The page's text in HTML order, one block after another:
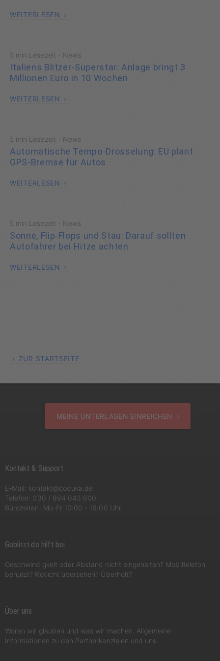
WEITERLESEN
5 min Lesezeit · News
Italiens Blitzer-Superstar: Anlage bringt 3
Millionen Euro in 10 Wochen
WEITERLESEN
5 min Lesezeit · News
Automatische Tempo-Drosselung: EU plant
GPS-Bremse für Autos
WEITERLESEN
5 min Lesezeit · News
Sonne, Flip-Flops und Stau: Darauf sollten
Autofahrer bei Hitze achten
WEITERLESEN
ZUR STARTSEITE
MEINE UNTERLAGEN EINREICHEN ›
Kontakt & Support
E-Mail: kontakt@coduka.de
Telefon: 030 / 994 043 600
Bürozeiten: Mo-Fr 10:00 - 16:00 Uhr
Geblitzt.de hilft bei
Geschwindigkeit oder Abstand nicht eingehalten? Mobiltelefon
benutzt? Rotlicht übersehen? Überholt?
Über uns
Woran wir glauben und was wir machen. Allgemeine
Informationen zu den Partnerkanzleien und uns.